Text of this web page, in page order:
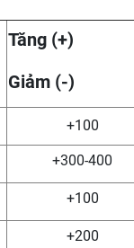
Tăng (+)
Giảm (-)
+100
+300-400
+100
+200